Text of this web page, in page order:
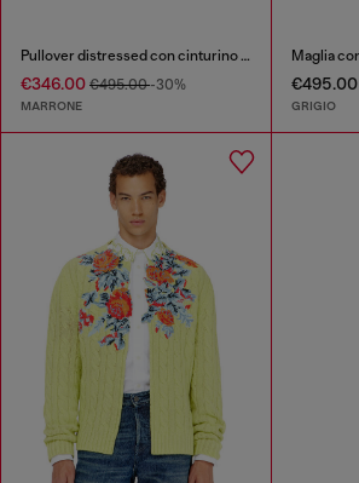
Pullover distressed con cinturino biker
€346.00 €495.00-30%
MARRONE
€495.00
GRIGIO